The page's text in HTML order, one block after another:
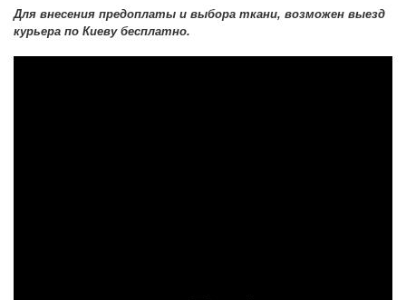
Для внесения предоплаты и выбора ткани, возможен выезд
курьера по Киеву бесплатно.